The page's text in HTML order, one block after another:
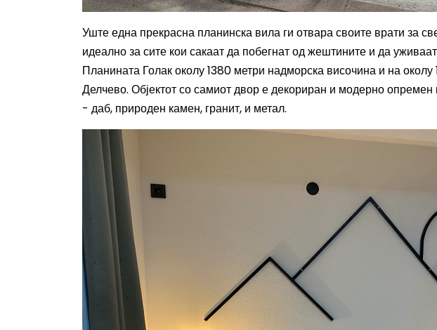
Уште една прекрасна планинска вила ги отвара своите врати за
идеално засите кои сакаат да побегнат од жештините и да
Планината Голак околу 1380 метри надморска височина и на
Делчево. Објектот со самиот двор е декориран и модерно
- даб, природен камен, гранит, и метал.